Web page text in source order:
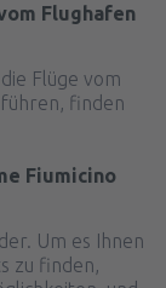
Flughafen
Flüge vom
finden
Fiumicino
Um es Ihnen
zu finden,